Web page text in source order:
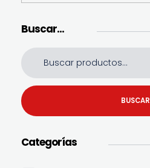
Buscar…
BUSCAR
Categorías